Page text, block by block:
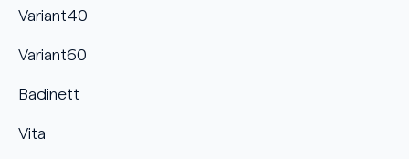
Variant40
Variant60
Badinett
Vita